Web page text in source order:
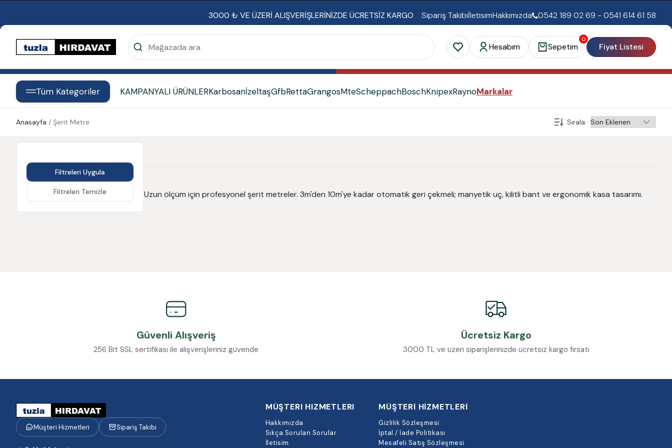
3000 ₺ VE ÜZERİ ALIŞVERİŞLERİNİZDE ÜCRETSİZ KARGO Sipariş TakibiİletisimHakkımızda 0542 189 02 69 - 0541 614 61 58
Hesabım
0
Sepetim Fiyat Listesi
Tüm Kategoriler KAMPANYALI ÜRÜNLERKarbosanİzeltaşGfbRettaGrangosMteScheppachBoschKnipexRaynoMarkalar
Anasayfa / Şerit Metre Sırala:
Filtreleri Uygula
Filtreleri Temizle Uzun ölçüm için profesyonel şerit metreler. 3m'den 10m'ye kadar otomatik geri çekmeli; manyetik uç, kilitli bant ve ergonomik kasa tasarımı.
Güvenli Alışveriş
256 Bit SSL sertifikası ile alışverişleriniz güvende
Ücretsiz Kargo
3000 TL ve üzeri siparişlerinizde ücretsiz kargo fırsatı
Müşteri Hizmetleri Sipariş Takibi
MÜŞTERI HIZMETLERI
Hakkımızda
Sıkça Sorulan Sorular
İletisim
MÜŞTERİ HİZMETLERİ
Gizlilik Sözleşmesi
İptal / İade Politikası
Mesafeli Satış Sözleşmesi